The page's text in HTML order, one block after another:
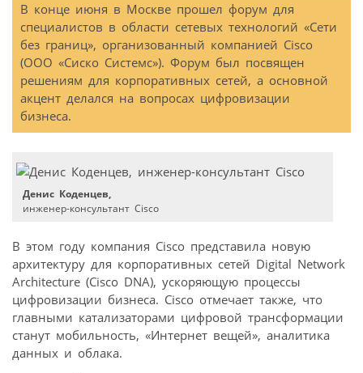
В конце июня в Москве прошел форум для
специалистов в области сетевых технологий «Сети
без границ», организованный компанией Cisco
(ООО «Сиско Системс»). Форум был посвящен
решениям для корпоративных сетей, а основной
акцент делался на вопросах цифровизации
бизнеса.
Денис Коденцев,
инженер-консультант Cisco
В этом году компания Cisco представила новую
архитектуру для корпоративных сетей Digital Network
Architecture (Cisco DNA), ускоряющую процессы
цифровизации бизнеса. Cisco отмечает также, что
главными катализаторами цифровой трансформации
станут мобильность, «Интернет вещей», аналитика
данных и облака.